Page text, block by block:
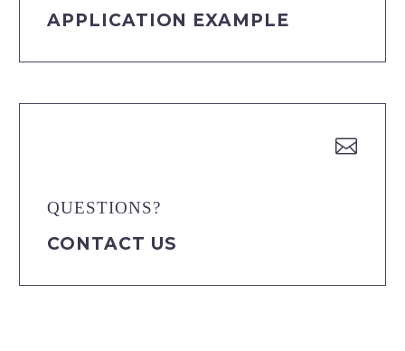
APPLICATION EXAMPLE


QUESTIONS?
CONTACT US